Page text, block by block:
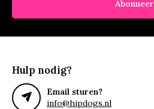
Abonneer
Hulp nodig?
Email sturen?
info@hipdogs.nl